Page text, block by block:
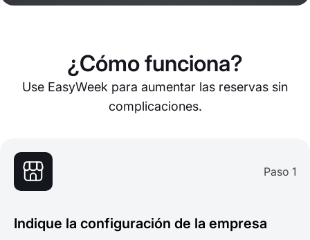
¿Cómo funciona?
Use EasyWeek para aumentar las reservas sin
complicaciones.
Paso 1
Indique la configuración de la empresa